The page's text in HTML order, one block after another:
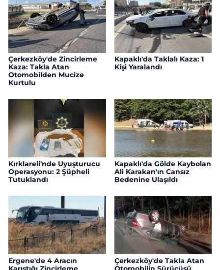
Çerkezköy'de Zincirleme
Kaza: Takla Atan
Otomobilden Mucize
Kurtulu
Kapaklı'da Taklalı Kaza: 1
Kişi Yaralandı
Kırklareli'nde Uyuşturucu
Operasyonu: 2 Şüpheli
Tutuklandı
Kapaklı'da Gölde Kaybolan
Ali Karakan'ın Cansız
Bedenine Ulaşıldı
Ergene'de 4 Aracın
Çerkezköy'de Takla Atan